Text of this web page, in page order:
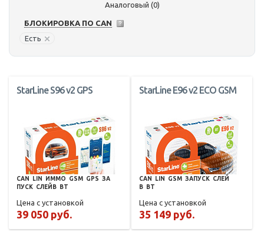
Аналоговый (0)
БЛОКИРОВКА ПО CAN
Есть
StarLine S96 v2 GPS
CAN LIN ИММО GSM GPS ЗА
ПУСК СЛЕЙВ BT
Цена с установкой
39 050 руб.
StarLine E96 v2 ECO GSM
CAN LIN GSM ЗАПУСК СЛЕЙ
В
BT
Цена с установкой
35 149 руб.